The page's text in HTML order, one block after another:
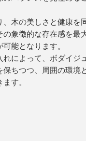
、木の美しさと健康を
の象徴的な存在感を最
能となります。
れによって、ボダイジ
保ちつつ、周囲の環境
す。